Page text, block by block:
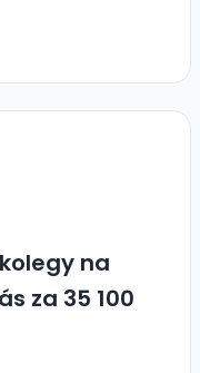
na
za 35 100